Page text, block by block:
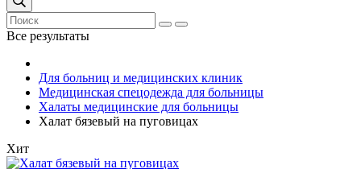
Все результаты
Для больниц и медицинских клиник
Медицинская спецодежда для больницы
Халаты медицинские для больницы
Халат бязевый на пуговицах
Хит